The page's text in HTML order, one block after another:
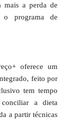
mais a perda de
programa de
oferece um
feito por
tem tempo
a dieta
a partir técnicas